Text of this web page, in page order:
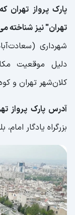
کنید!
معرفی
چرا پارک
است؟
ساعت کاری
پارک پرواز تهران
تهران" نیز شناخته
شهرداری
دلیل موقعیت
کلان‌شهر تهران و
آدرس پارک پرواز
بزرگراه یادگار